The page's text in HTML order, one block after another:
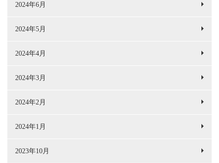
2024年6月
2024年5月
2024年4月
2024年3月
2024年2月
2024年1月
2023年10月